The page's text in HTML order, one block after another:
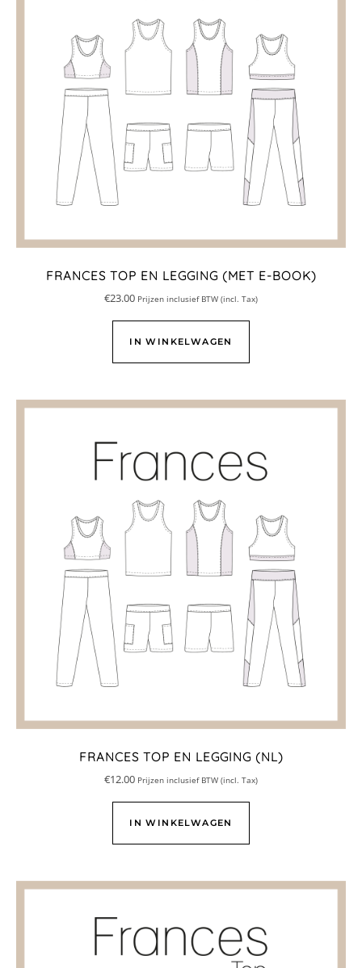
FRANCES TOP EN LEGGING (MET E-BOOK)
€23.00 Prijzen inclusief BTW (incl. Tax)
IN WINKELWAGEN
FRANCES TOP EN LEGGING (NL)
€12.00 Prijzen inclusief BTW (incl. Tax)
IN WINKELWAGEN